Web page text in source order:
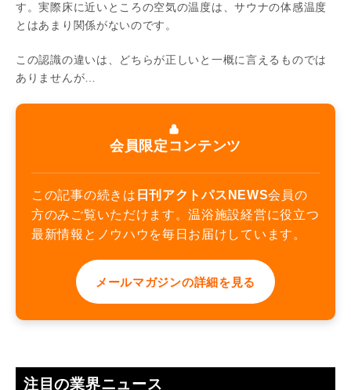
す。実際床に近いところの空気の温度は、サウナの体感温度
とはあまり関係がないのです。
この認識の違いは、どちらが正しいと一概に言えるものでは
ありませんが…
会員限定コンテンツ
この記事の続きは 日刊アクトパスNEWS会員の
方のみご覧いただけます。温浴施設経営に役立つ
最新情報とノウハウを毎日お届けしています。
メールマガジンの詳細を見る
注目の業界ニュース